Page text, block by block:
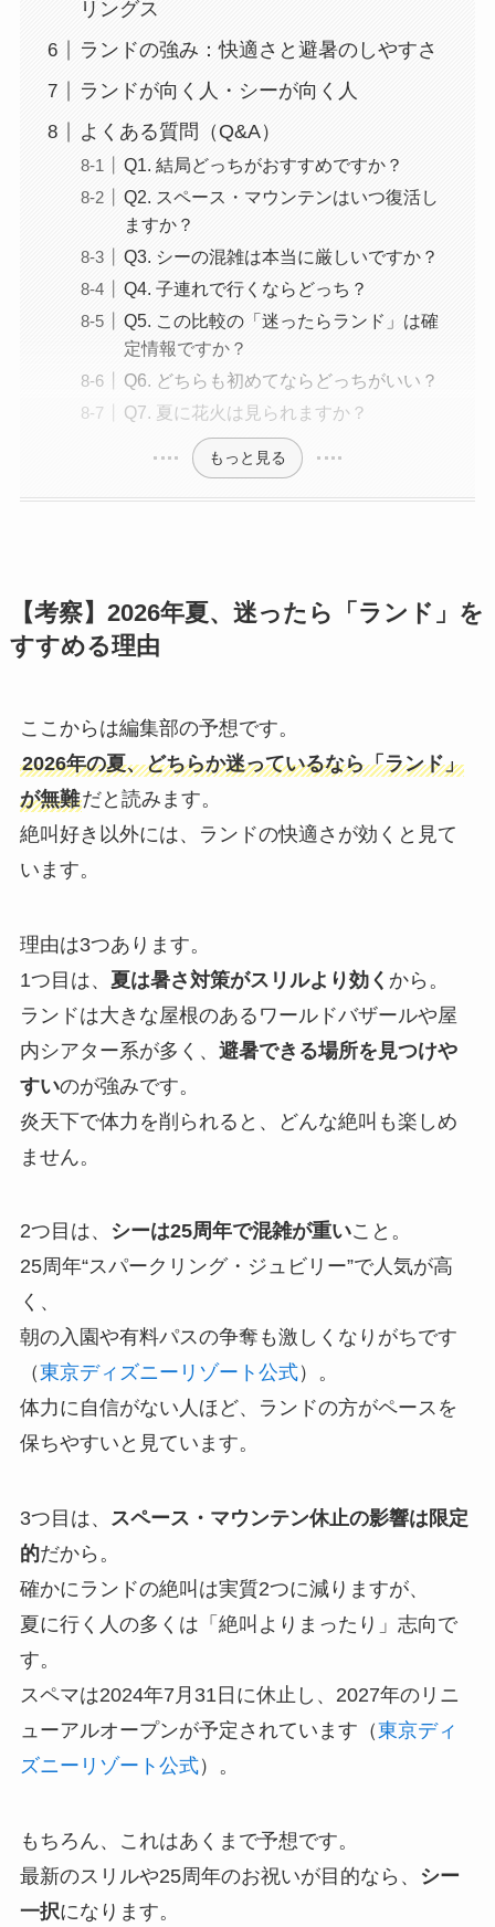
リングス
ランドの強み：快適さと避暑のしやすさ
ランドが向く人・シーが向く人
よくある質問（Q&A）
Q1. 結局どっちがおすすめですか？
Q2. スペース・マウンテンはいつ復活し
ますか？
Q3. シーの混雑は本当に厳しいですか？
Q4. 子連れで行くならどっち？
Q5. この比較の「迷ったらランド」は確
定情報ですか？
Q6. どちらも初めてならどっちがいい？
Q7. 夏に花火は見られますか？
もっと見る
【考察】2026年夏、迷ったら「ランド」を
すすめる理由
ここからは編集部の予想です。
2026年の夏、どちらか迷っているなら「ランド」
が無難だと読みます。
絶叫好き以外には、ランドの快適さが効くと見て
います。
理由は3つあります。
1つ目は、 夏は暑さ対策がスリルより効く から。
ランドは大きな屋根のあるワールドバザールや屋
内シアター系が多く、 避暑できる場所を見つけや
すいのが強みです。
炎天下で体力を削られると、どんな絶叫も楽しめ
ません。
2つ目は、 シーは25周年で混雑が重いこと。
25周年“スパークリング・ジュビリー”で人気が高
く、
朝の入園や有料パスの争奪も激しくなりがちです
（東京ディズニーリゾート公式）。
体力に自信がない人ほど、ランドの方がペースを
保ちやすいと見ています。
3つ目は、 スペース・マウンテン休止の影響は限定
的だから。
確かにランドの絶叫は実質2つに減りますが、
夏に行く人の多くは「絶叫よりまったり」志向で
す。
スペマは2024年7月31日に休止し、2027年のリニ
ューアルオープンが予定されています（東京ディ
ズニーリゾート公式）。
もちろん、これはあくまで予想です。
最新のスリルや25周年のお祝いが目的なら、
シー
一択になります。